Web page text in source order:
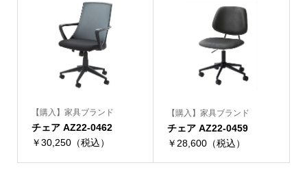
【購入】家具ブランド
チェア AZ22-0462
￥30,250（税込）
【購入】家具ブランド
チェア AZ22-0459
￥28,600（税込）